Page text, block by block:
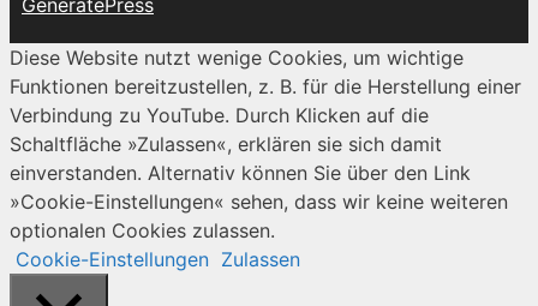
GeneratePress
Diese Website nutzt wenige Cookies, um wichtige
Funktionen bereitzustellen, z. B. für die Herstellung einer
Verbindung zu YouTube. Durch Klicken auf die
Schaltfläche »Zulassen«, erklären sie sich damit
einverstanden. Alternativ können Sie über den Link
»Cookie-Einstellungen« sehen, dass wir keine weiteren
optionalen Cookies zulassen.
Cookie-Einstellungen Zulassen